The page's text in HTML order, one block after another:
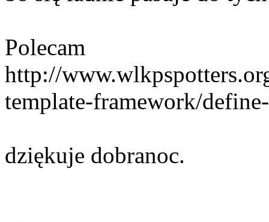
Polecam
http://
template-framework/
dziękuje dobranoc.